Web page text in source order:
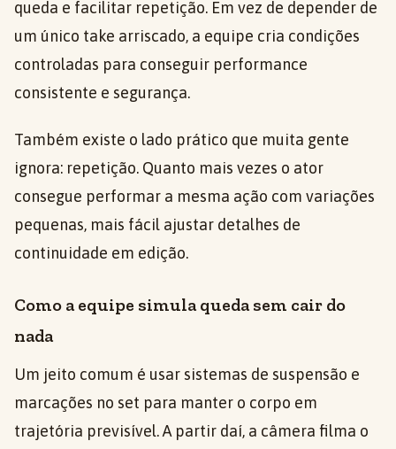
queda e facilitar repetição. Em vez de depender de
um único take arriscado, a equipe cria condições
controladas para conseguir performance
consistente e segurança.
Também existe o lado prático que muita gente
ignora: repetição. Quanto mais vezes o ator
consegue performar a mesma ação com variações
pequenas, mais fácil ajustar detalhes de
continuidade em edição.
Como a equipe simula queda sem cair do
nada
Um jeito comum é usar sistemas de suspensão e
marcações no set para manter o corpo em
trajetória previsível. A partir daí, a câmera filma o